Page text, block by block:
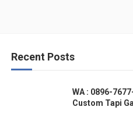
Recent Posts
WA : 0896-
Custom Tapi